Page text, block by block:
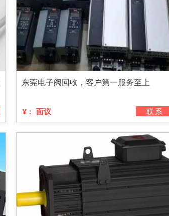
东莞电子阀回收，客户第一服务至上
¥： 面议 联系